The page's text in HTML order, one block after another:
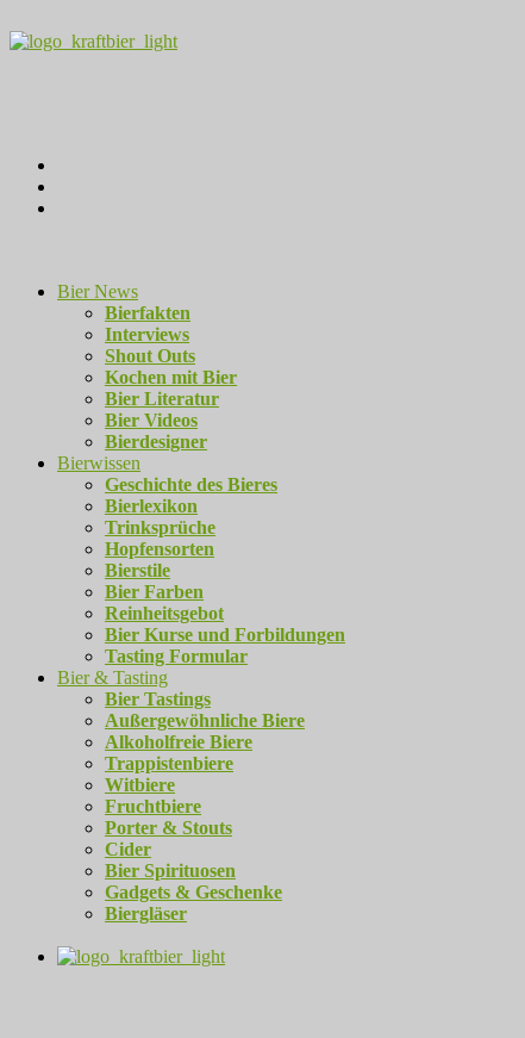
Bier News
Bierfakten
Interviews
Shout Outs
Kochen mit Bier
Bier Literatur
Bier Videos
Bierdesigner
Bierwissen
Geschichte des Bieres
Bierlexikon
Trinksprüche
Hopfensorten
Bierstile
Bier Farben
Reinheitsgebot
Bier Kurse und Forbildungen
Tasting Formular
Bier & Tasting
Bier Tastings
Außergewöhnliche Biere
Alkoholfreie Biere
Trappistenbiere
Witbiere
Fruchtbiere
Porter & Stouts
Cider
Bier Spirituosen
Gadgets & Geschenke
Biergläser